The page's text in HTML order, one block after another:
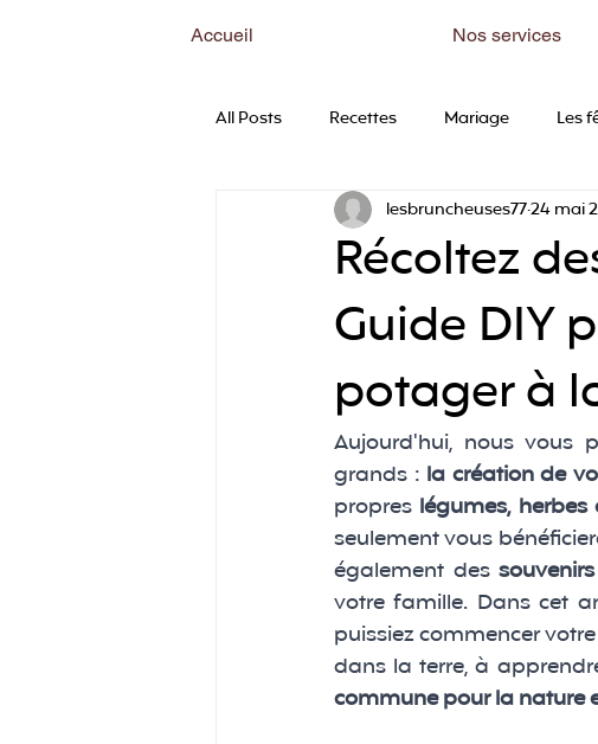
Accueil Nos services
All Posts Recettes Mariage Les
Récoltez
Guide DIY
potager à
lesbruncheuses7724 mai
Aujourd'hui, nous vous
grands : la création de
propres légumes,
seulement vous
également des
votre famille. Dans cet
puissiez commencer
dans la terre, à
commune pour la nature